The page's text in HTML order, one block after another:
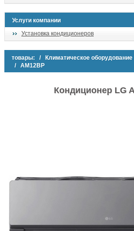
Услуги компании
Установка кондиционеров
товары: / Климатическое оборудование
/ AM12BP
Кондиционер LG